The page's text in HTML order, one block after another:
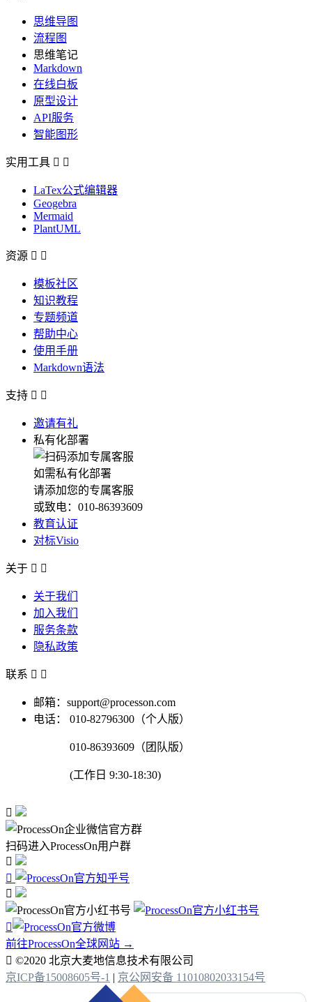
思维导图
流程图
思维笔记
Markdown
在线白板
原型设计
API服务
智能图形
实用工具  
LaTex公式编辑器
Geogebra
Mermaid
PlantUML
资源  
模板社区
知识教程
专题频道
帮助中心
使用手册
Markdown语法
支持  
邀请有礼
私有化部署
如需私有化部署
请添加您的专属客服
或致电：010-86393609
教育认证
对标Visio
关于  
关于我们
加入我们
服务条款
隐私政策
联系  
邮箱：support@processon.com
电话：
010-82796300（个人版）
010-86393609（团队版）
(工作日 9:30-18:30)

扫码进入ProcessOn用户群




前往ProcessOn全球网站 →
 ©2020 北京大麦地信息技术有限公司
京ICP备15008605号-1 | 京公网安备 11010802033154号